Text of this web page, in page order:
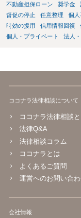
不動産担保ローン
奨学金
督促の停止
任意整理 個人
時効の援用
信用情報回復
個人・プライベート
法人
ココナラ法律相談について
ココナラ法律相談
法律Q&A
法律相談コラム
ココナラとは
よくあるご質問
運営へのお問い合
会社情報